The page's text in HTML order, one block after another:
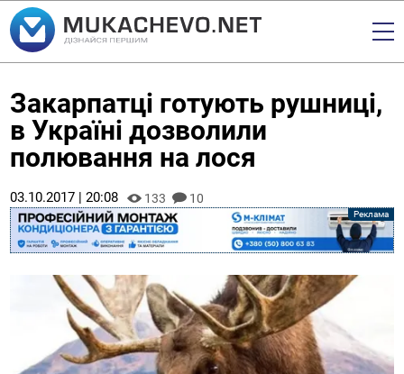
Закарпатці готують рушниці,
в Україні дозволили
полювання на лося
03.10.2017 | 20:08 133 10